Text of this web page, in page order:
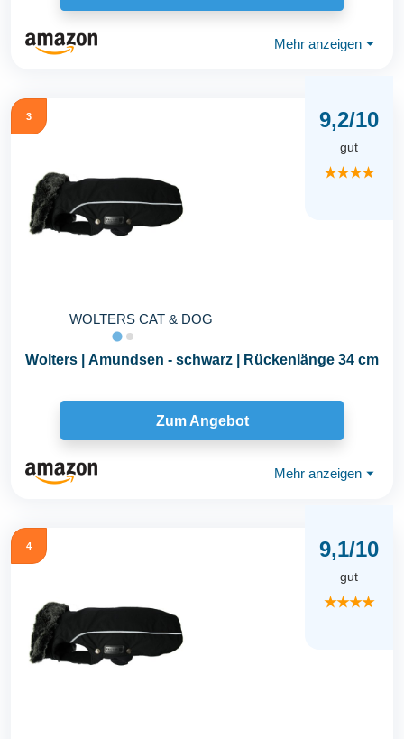
Mehr anzeigen ⏷
3
WOLTERS CAT & DOG
9,2/10
gut
★★★★
Wolters | Amundsen - schwarz | Rückenlänge 34 cm
Zum Angebot
Mehr anzeigen ⏷
4 9,1/10
gut
★★★★